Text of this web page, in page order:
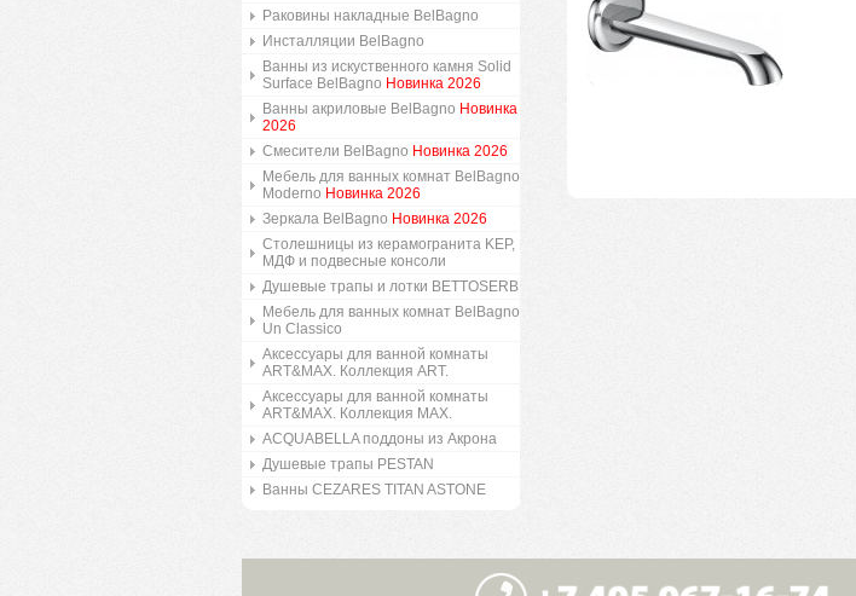
Раковины накладные BelBagno
Инсталляции BelBagno
Ванны из искуственного камня Solid
Surface BelBagno Новинка 2026
Ванны акриловые BelBagno Новинка
2026
Смесители BelBagno Новинка 2026
Мебель для ванных комнат BelBagno
Moderno Новинка 2026
Зеркала BelBagno Новинка 2026
Столешницы из керамогранита KEP,
МДФ и подвесные консоли
Душевые трапы и лотки BETTOSERB
Мебель для ванных комнат BelBagno
Un Classico
Аксессуары для ванной комнаты
ART&MAX. Коллекция ART.
Аксессуары для ванной комнаты
ART&MAX. Коллекция MAX.
ACQUABELLA поддоны из Акрона
Душевые трапы PESTAN
Ванны CEZARES TITAN ASTONE